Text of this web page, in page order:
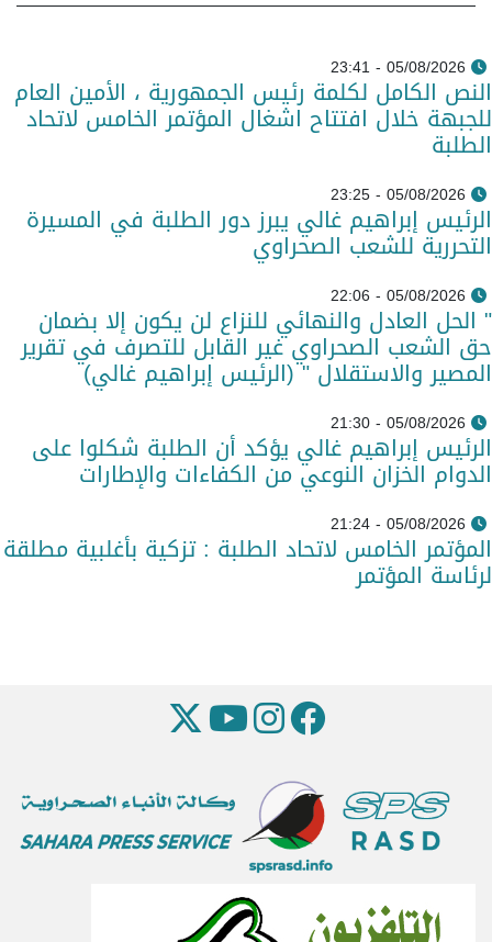
05/08/2026 - 23:41
النص الكامل لكلمة رئيس الجمهورية ، الأمين العام
للجبهة خلال افتتاح اشغال المؤتمر الخامس لاتحاد
الطلبة
05/08/2026 - 23:25
الرئيس إبراهيم غالي يبرز دور الطلبة في المسيرة
التحررية للشعب الصحراوي
05/08/2026 - 22:06
" الحل العادل والنهائي للنزاع لن يكون إلا بضمان
حق الشعب الصحراوي غير القابل للتصرف في تقرير
المصير والاستقلال " (الرئيس إبراهيم غالي)
05/08/2026 - 21:30
الرئيس إبراهيم غالي يؤكد أن الطلبة شكلوا على
الدوام الخزان النوعي من الكفاءات والإطارات
05/08/2026 - 21:24
المؤتمر الخامس لاتحاد الطلبة : تزكية بأغلبية مطلقة
لرئاسة المؤتمر